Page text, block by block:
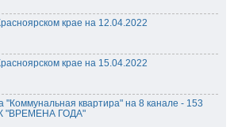
крае на 12.04.2022
крае на 15.04.2022
"Коммунальная квартира" на 8 канале - 153
"ВРЕМЕНА ГОДА"